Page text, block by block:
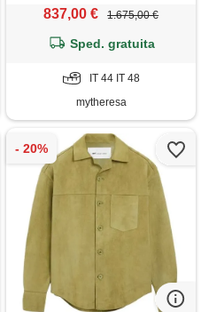
837,00 € 1.675,00 €
Sped. gratuita
IT 44 IT 48
mytheresa